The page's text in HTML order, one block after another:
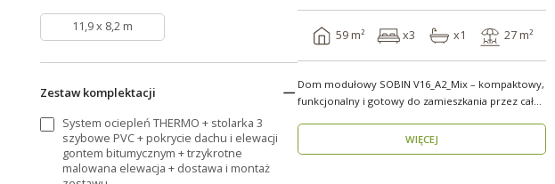
11,9 x 8,2 m
Zestaw komplektacji
System ociepleń THERMO + stolarka 3
szybowe PVC + pokrycie dachu i elewacji
gontem bitumycznym + trzykrotne
malowana elewacja + dostawa i montaż
59 m² x3 x1 27 m²
Dom modułowy SOBIN V16_A2_Mix – kompaktowy,
funkcjonalny i gotowy do zamieszkania przez cały
WIĘCEJ